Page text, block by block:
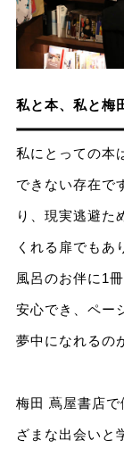
私と本、私と梅
私にとっての本
できない存在で
り、現実逃避た
くれる扉でもあ
風呂のお伴に1
安心でき、ペー
夢中になれるの
梅田 蔦屋書店で
ざまな出会いと